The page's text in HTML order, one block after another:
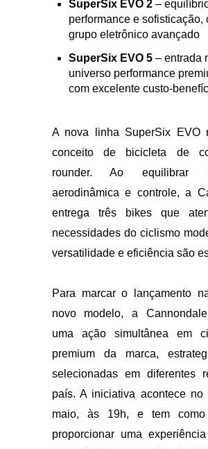
componentes de alto nível
SuperSix EVO 2–
grupo eletrônico avançado
SuperSix EVO 5– entrada
Para marcar o lançamento
novo modelo, a
uma
ação simultânea em
premium da marca,
selecionadas em diferentes
país. A iniciativa
acontece